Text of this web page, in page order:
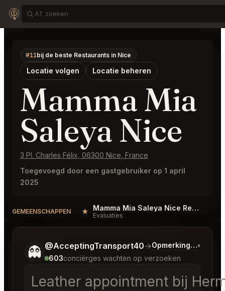
#11bij de beste Restaurants in Nice
Locatie volgen Locatie beheren
Mamma Mia
Saleya Nice
3 Pl. Charles Félix, 06300 Nice, France
Toegevoegd door een gastgebruiker op 1 april
2025
GEMEENSCHAPPEN ★ Mamma Mia Saleya Nice Reviews
Evaluaties
👻 @AcceptingTransport40→Opmerkingen over
▾
603conciërges wachten op verzoeken
Leather appointment bij
Vertel me wat je wilt.